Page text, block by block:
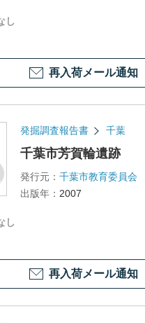
し
再入荷メール通知
発掘調査報告書 千葉
千葉市芳賀輪遺跡
発行元： 千葉市教育委員会
出版年： 2007
し
再入荷メール通知